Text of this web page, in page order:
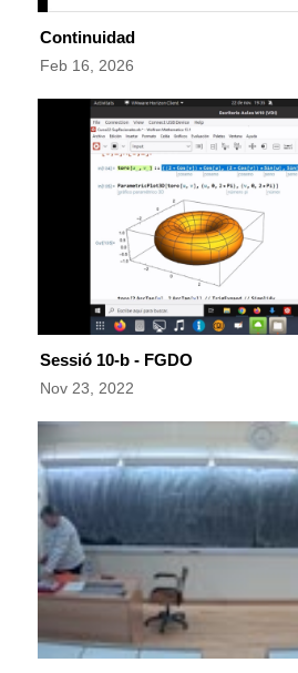
Continuidad
Feb 16, 2026
Sessió 10-b - FGDO
Nov 23, 2022